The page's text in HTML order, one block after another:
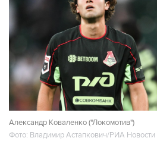
Александр Коваленко ("Локомотив")
Фото: Владимир Астапкович/РИА Новости